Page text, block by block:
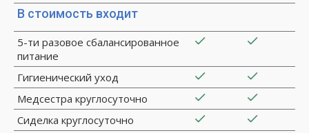
В стоимость входит
5-ти разовое сбалансированное
питание
Гигиенический уход
Медсестра круглосуточно
Сиделка круглосуточно